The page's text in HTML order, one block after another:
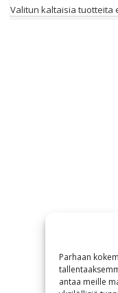
Parhaan
antaa meille
Valitun kaltaisia tuotteita